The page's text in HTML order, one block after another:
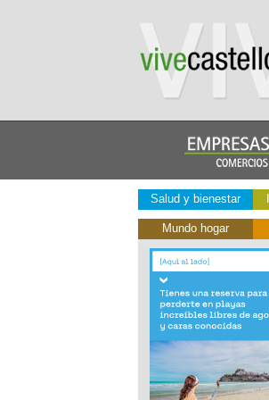
Salud y bienestar
Mundo hogar